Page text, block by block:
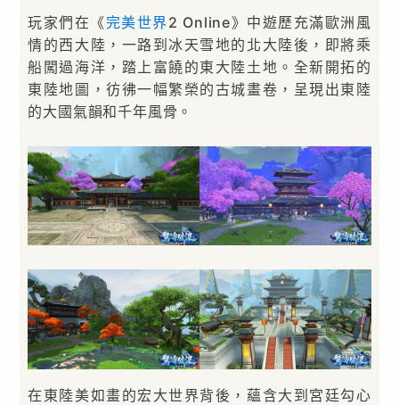
玩家們在《完美世界 2 Online》中遊歷充滿歐洲風
情的西大陸，一路到冰天雪地的北大陸後，即將乘
船闖過海洋，踏上富饒的東大陸土地。全新開拓的
東陸地圖，彷彿一幅繁榮的古城畫卷，呈現出東陸
的大國氣韻和千年風骨。
在東陸美如畫的宏大世界背後，蘊含大到宮廷勾心